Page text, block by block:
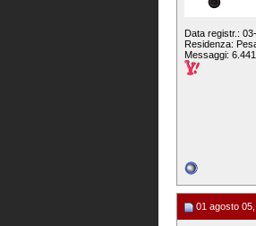
Data registr.:
Residenza:
Messaggi: 6.441
01 agosto